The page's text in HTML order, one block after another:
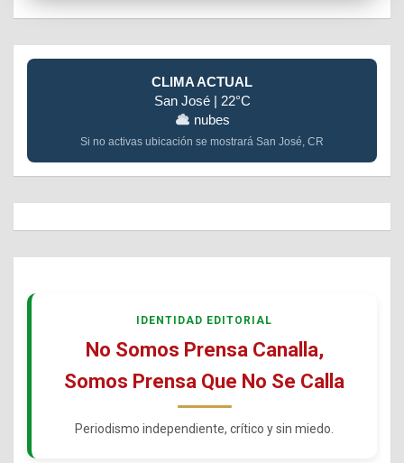
CLIMA ACTUAL
San José | 22°C
nubes
Si no activas ubicación se mostrará San José, CR
IDENTIDAD EDITORIAL
No Somos Prensa Canalla,
Somos Prensa Que No Se Calla
Periodismo independiente, crítico y sin miedo.